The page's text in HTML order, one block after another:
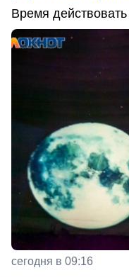
Время
сегодня в 09:16